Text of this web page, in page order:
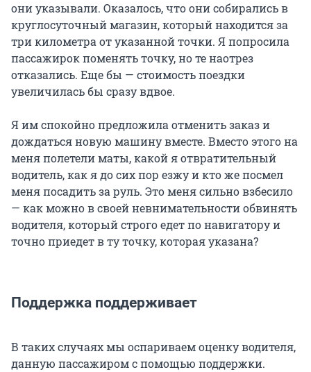
они указывали. Оказалось, что они собирались в
круглосуточный магазин, который находится за
три километра от указанной точки. Я попросила
пассажирок поменять точку, но те наотрез
отказались. Еще бы — стоимость поездки
увеличилась бы сразу вдвое.
Я им спокойно предложила отменить заказ и
дождаться новую машину вместе. Вместо этого на
меня полетели маты, какой я отвратительный
водитель, как я до сих пор езжу и кто же посмел
меня посадить за руль. Это меня сильно взбесило
— как можно в своей невнимательности обвинять
водителя, который строго едет по навигатору и
точно приедет в ту точку, которая указана?
Поддержка поддерживает
В таких случаях мы оспариваем оценку водителя,
данную пассажиром с помощью поддержки.